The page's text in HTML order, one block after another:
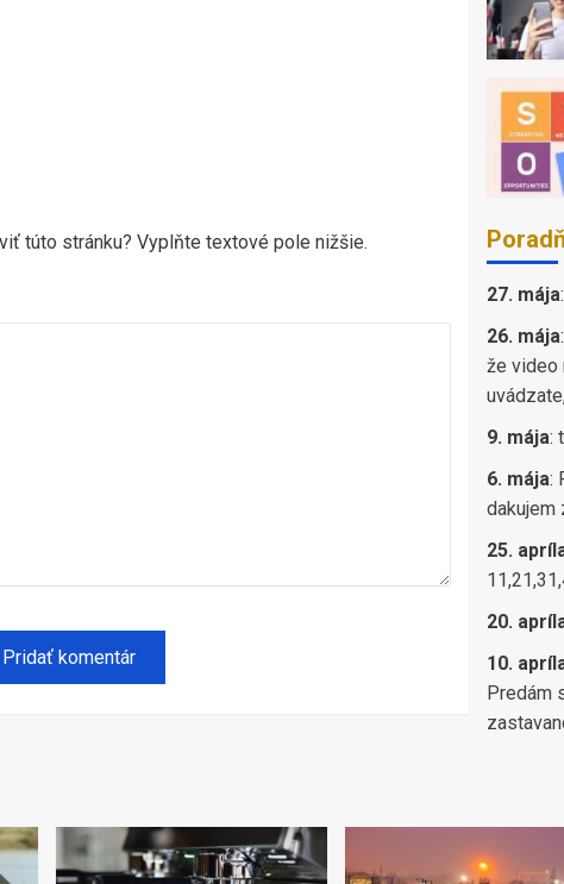
túto stránku? Vyplňte textové pole nižšie.
27. mája:
26. mája:
že video
9. mája:
6. mája:
dakujem
25.
20.
10.
Predám